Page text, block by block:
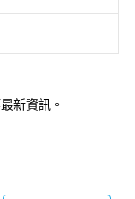
新資訊。